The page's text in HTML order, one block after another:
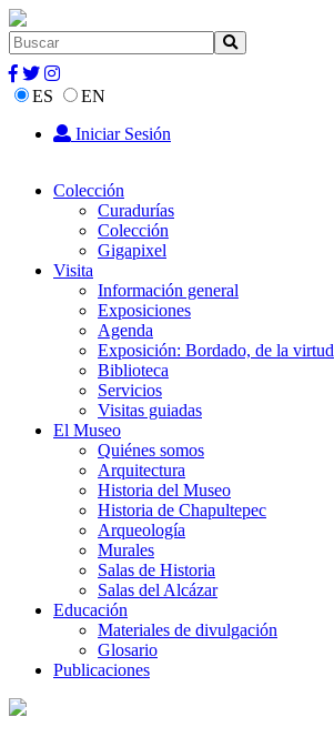
ES
EN
Iniciar Sesión
Colección
Curadurías
Colección
Gigapixel
Visita
Información general
Exposiciones
Agenda
Exposición: Bordado, de la virtud
Biblioteca
Servicios
Visitas guiadas
El Museo
Quiénes somos
Arquitectura
Historia del Museo
Historia de Chapultepec
Arqueología
Murales
Salas de Historia
Salas del Alcázar
Educación
Materiales de divulgación
Glosario
Publicaciones